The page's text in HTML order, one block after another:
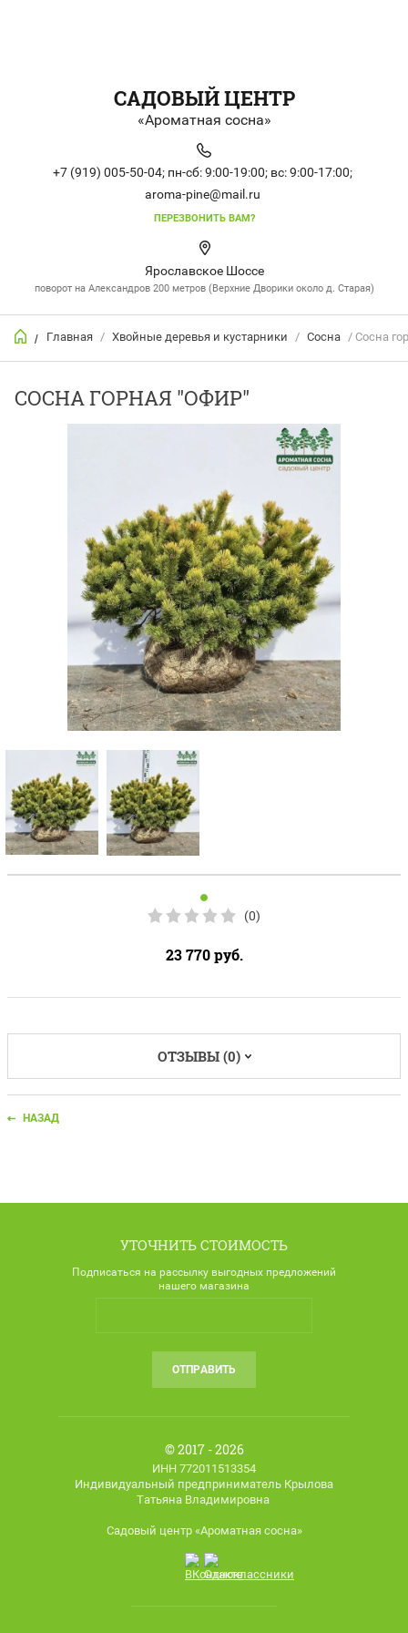
САДОВЫЙ ЦЕНТР
«Ароматная сосна»
+7 (919) 005-50-04; пн-сб: 9:00-19:00; вс: 9:00-17:00;
aroma-pine@mail.ru
ПЕРЕЗВОНИТЬ ВАМ?
Ярославское Шоссе
поворот на Александров 200 метров (Верхние Дворики около д. Старая)
/ Главная / Хвойные деревья и кустарники / Сосна / Сосна
СОСНА ГОРНАЯ "ОФИР"
(0)
23 770руб.
ОТЗЫВЫ (0)
НАЗАД
УТОЧНИТЬ СТОИМОСТЬ
Подписаться на рассылку выгодных предложений
нашего магазина
ОТПРАВИТЬ
© 2017 - 2026
ИНН 772011513354
Индивидуальный предприниматель Крылова
Татьяна Владимировна
Садовый центр «Ароматная сосна»